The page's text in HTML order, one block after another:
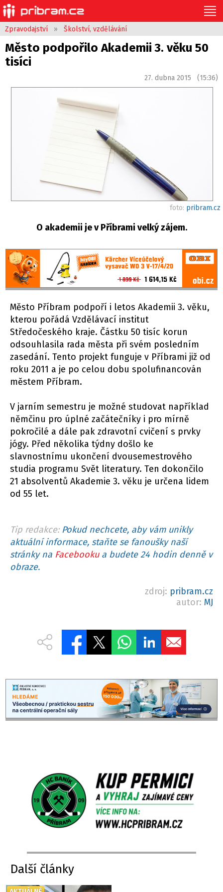
Zpravodajství » Školství, vzdělávání
Město podpořilo Akademii 3. věku 50
tisíci
27. dubna 2015 (15:36)
foto: pribram.cz
O akademii je v Příbrami velký zájem.
Město Příbram podpoří i letos Akademii 3. věku,
kterou pořádá Vzdělávací institut
Středočeského kraje. Částku 50 tisíc korun
odsouhlasila rada města při svém posledním
zasedání. Tento projekt funguje v Příbrami již od
roku 2011 a je po celou dobu spolufinancován
městem Příbram.
V jarním semestru je možné studovat například
němčinu pro úplné začátečníky i pro mírně
pokročilé a dále pak zdravotní cvičení s prvky
jógy. Před několika týdny došlo ke
slavnostnímu ukončení dvousemestrového
studia programu Svět literatury. Ten dokončilo
21 absolventů Akademie 3. věku je určena lidem
od 55 let.
Tip redakce: Pokud nechcete, aby vám unikly
aktuální informace, staňte se fanoušky naší
stránky na Facebookua budete 24 hodin denně v
obraze.
zdroj: pribram.cz
autor: MJ
Další články